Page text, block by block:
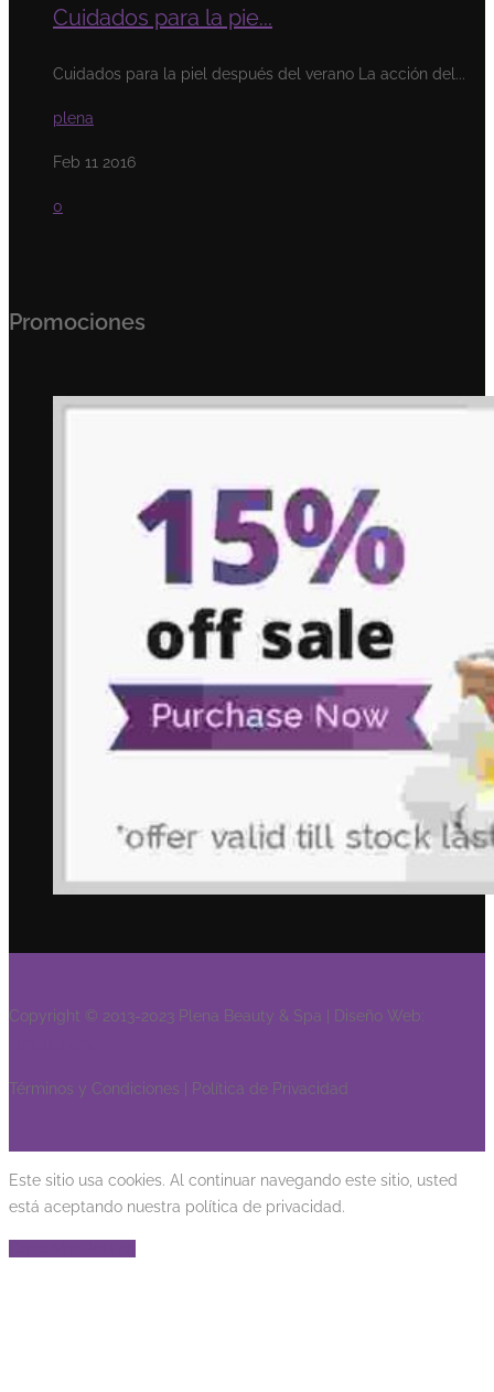
Cuidados para la pie...
Cuidados para la piel después del verano La acción del...
plena
Feb 11 2016
0
Promociones
Copyright © 2013-2023 Plena Beauty & Spa | Diseño Web:
Términos y Condiciones | Política de Privacidad
Este sitio usa cookies. Al continuar navegando este sitio, usted
está aceptando nuestra política de privacidad.